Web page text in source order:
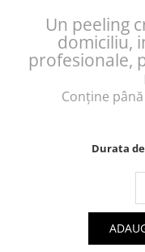
Un peeling
domiciliu,
profesionale,
Conține
Durata